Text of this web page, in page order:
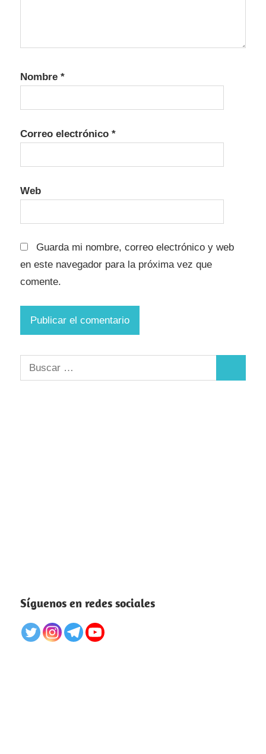
Nombre *
Correo electrónico *
Web
Guarda mi nombre, correo electrónico y web
en este navegador para la próxima vez que
comente.
Buscar:
Síguenos en redes sociales